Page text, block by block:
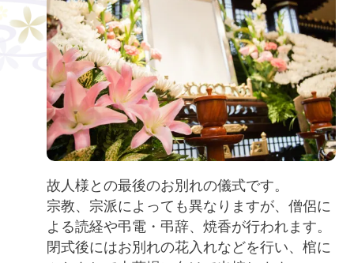
故人様との最後のお別れの儀式です。
宗教、宗派によっても異なりますが、僧侶に
よる読経や弔電・弔辞、焼香が行われます。
閉式後にはお別れの花入れなどを行い、棺に